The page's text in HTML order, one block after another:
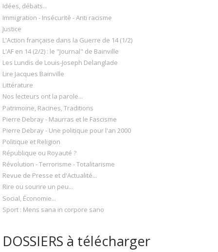
Idées, débats...
Immigration - Insécurité - Anti racisme
Justice
L'Action française dans la Guerre de 14 (1/2)
L'AF en 14 (2/2) : le "Journal" de Bainville
Les Lundis de Louis-Joseph Delanglade
Lire Jacques Bainville
Littérature
Nos lecteurs ont la parole...
Patrimoine, Racines, Traditions
Pierre Debray - Maurras et le Fascisme
Pierre Debray - Une politique pour l'an 2000
Politique et Religion
République ou Royauté ?
Révolution - Terrorisme - Totalitarisme
Revue de Presse et d'Actualité...
Rire ou sourire un peu...
Social, Économie...
Sport : Mens sana in corpore sano
DOSSIERS à télécharger